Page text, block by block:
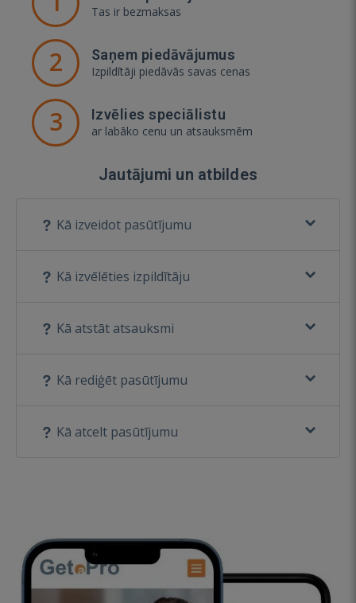
Tas ir bezmaksas
2 Saņem piedāvājumus
Izpildītāji piedāvās savas cenas
3 Izvēlies speciālistu
ar labāko cenu un atsauksmēm
Jautājumi un atbildes
Kā izveidot pasūtījumu
Kā izvēlēties izpildītāju
Kā atstāt atsauksmi
Kā rediģēt pasūtījumu
Kā atcelt pasūtījumu